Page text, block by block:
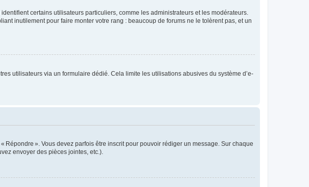
certains utilisateurs particuliers, comme les administrateurs et les modérateurs.
inutilement pour faire monter votre rang : beaucoup de forums ne le tolèrent pas, et un
utilisateurs via un formulaire dédié. Cela limite les utilisations abusives du système d’e-
». Vous devez parfois être inscrit pour pouvoir rédiger un message. Sur chaque
envoyer des pièces jointes, etc.).